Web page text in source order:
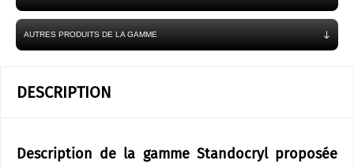
AUTRES PRODUITS DE LA GAMME
DESCRIPTION
Description de la gamme Standocryl proposée